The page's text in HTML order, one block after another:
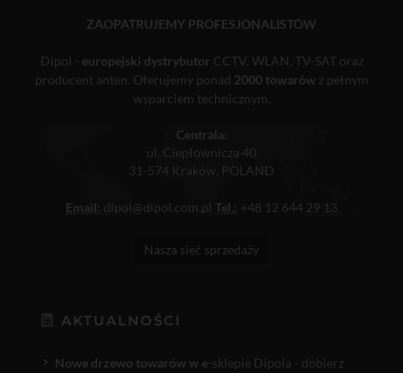
ZAOPATRUJEMY PROFESJONALISTÓW
Dipol - europejski dystrybutor CCTV, WLAN, TV-SAT oraz
producent anten. Oferujemy ponad 2000 towarówz pełnym
wsparciem technicznym.
Centrala:
ul. Ciepłownicza 40
31-574 Kraków, POLAND
Email: dipol@dipol.com.pl Tel.: +48 12 644 29 13
Nasza sieć sprzedaży
AKTUALNOŚCI
Nowe drzewo towarów w e-sklepie Dipola - dobierz